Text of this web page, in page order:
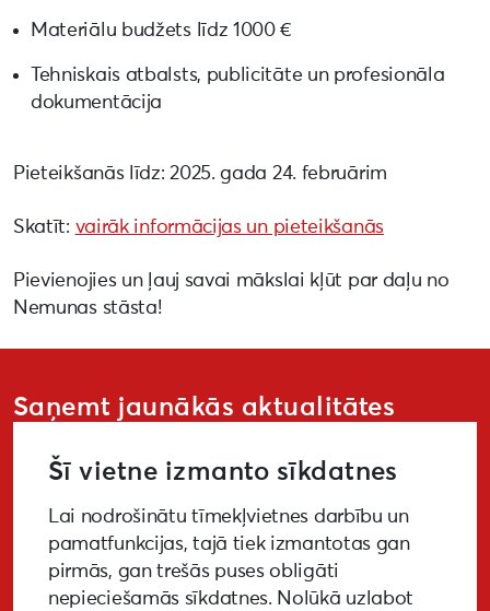
Materiālu budžets līdz 1000 €
Tehniskais atbalsts, publicitāte un profesionāla
dokumentācija
Pieteikšanās līdz: 2025. gada 24. februārim
Skatīt: vairāk informācijas un pieteikšanās
Pievienojies un ļauj savai mākslai kļūt par daļu no
Nemunas stāsta!
Saņemt jaunākās aktualitātes
PIETEIKTIES
Šī vietne izmanto sīkdatnes
Lai nodrošinātu tīmekļvietnes darbību un
pamatfunkcijas, tajā tiek izmantotas gan
pirmās, gan trešās puses obligāti
nepieciešamās sīkdatnes. Nolūkā uzlabot